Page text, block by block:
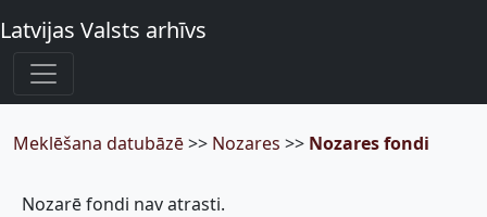
Latvijas Valsts arhīvs
Meklēšana datubāzē>> Nozares >> Nozares fondi
Nozarē fondi nav atrasti.